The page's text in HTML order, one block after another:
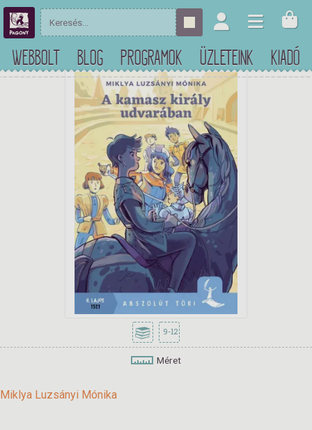
WEBBOLT BLOG PROGRAMOK ÜZLETEINK KIADÓ
9-12
Méret
Miklya Luzsányi Mónika